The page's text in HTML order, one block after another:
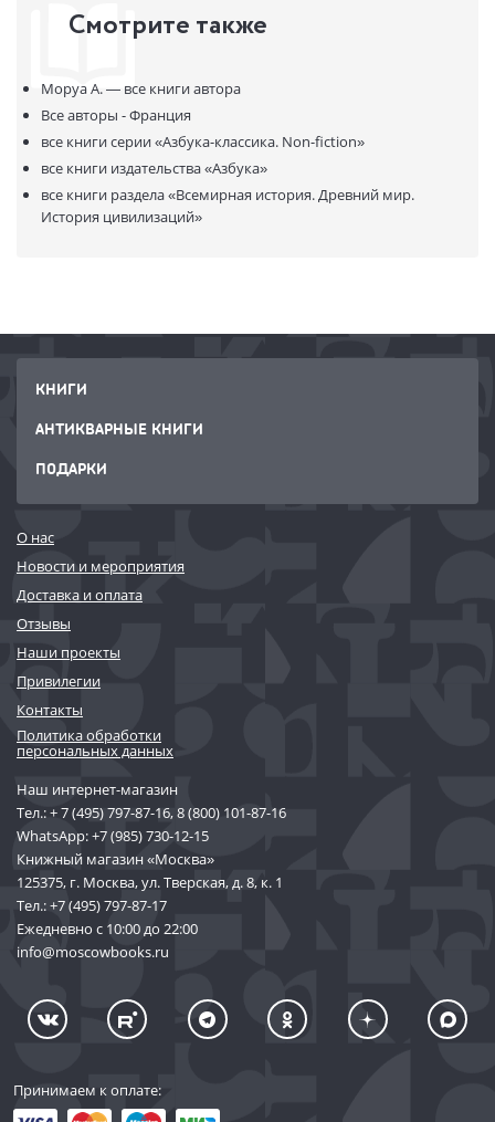
Смотрите также
Моруа А. — все книги автора
Все авторы - Франция
все книги серии«Азбука-классика. Non-fiction»
все книги издательства«Азбука»
все книги раздела«Всемирная история. Древний мир.
История цивилизаций»
КНИГИ
АНТИКВАРНЫЕ КНИГИ
ПОДАРКИ
О нас
Новости и мероприятия
Доставка и оплата
Отзывы
Наши проекты
Привилегии
Контакты
Политика обработки
персональных данных
Наш интернет-магазин
Тел.:+ 7 (495) 797-87-16,8 (800) 101-87-16
WhatsApp:+7 (985) 730-12-15
Книжный магазин «Москва»
125375, г. Москва, ул. Тверская, д. 8, к. 1
Тел.:+7 (495) 797-87-17
Ежедневно с 10:00 до 22:00
info@moscowbooks.ru
Принимаем к оплате: